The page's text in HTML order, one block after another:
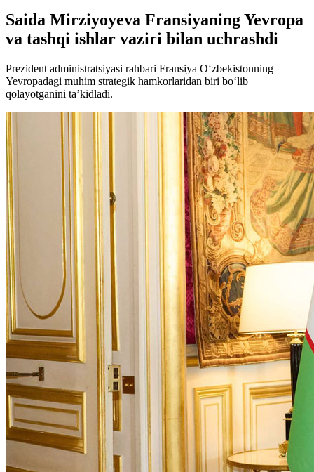
Saida Mirziyoyeva Fransiyaning Yevropa
va tashqi ishlar vaziri bilan uchrashdi
Prezident administratsiyasi rahbari Fransiya O‘zbekistonning
Yevropadagi muhim strategik hamkorlaridan biri bo‘lib
qolayotganini ta’kidladi.